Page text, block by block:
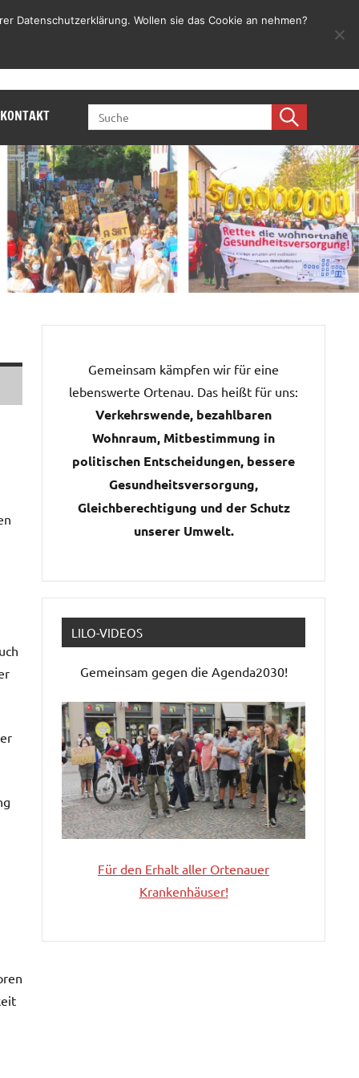
KONTAKT
SEARCH
Gemeinsam kämpfen wir für eine
lebenswerte Ortenau. Das heißt für uns:
Verkehrswende, bezahlbaren
Wohnraum, Mitbestimmung in
politischen Entscheidungen, bessere
Gesundheitsversorgung,
Gleichberechtigung und der Schutz
unserer Umwelt.
LILO-VIDEOS
Gemeinsam gegen die Agenda2030!
Für den Erhalt aller Ortenauer
Krankenhäuser!
Datenschutzerklärung. Wollen sie das Cookie an nehmen?